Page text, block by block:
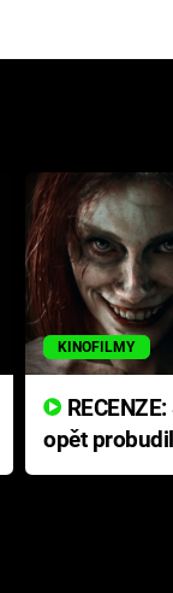
KINOFILMY
opět
přichází s